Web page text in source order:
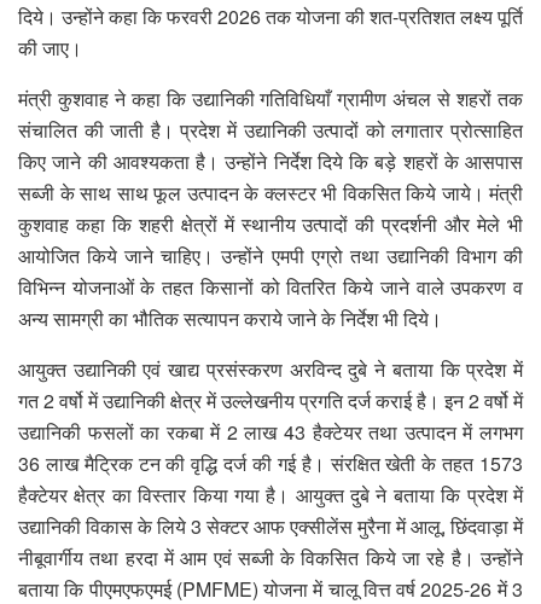
दिये। उन्होंने कहा कि फरवरी 2026 तक योजना की शत-प्रतिशत लक्ष्य पूर्ति
की जाए।
मंत्री कुशवाह ने कहा कि उद्यानिकी गतिविधियाँ ग्रामीण अंचल से शहरों तक
संचालित की जाती है। प्रदेश में उद्यानिकी उत्पादों को लगातार प्रोत्साहित
किए जाने की आवश्यकता है। उन्होंने निर्देश दिये कि बड़े शहरों के आसपास
सब्जी के साथ साथ फूल उत्पादन के क्लस्टर भी विकसित किये जाये। मंत्री
कुशवाह कहा कि शहरी क्षेत्रों में स्थानीय उत्पादों की प्रदर्शनी और मेले भी
आयोजित किये जाने चाहिए। उन्होंने एमपी एग्रो तथा उद्यानिकी विभाग की
विभिन्न योजनाओं के तहत किसानों को वितरित किये जाने वाले उपकरण व
अन्य सामग्री का भौतिक सत्यापन कराये जाने के निर्देश भी दिये।
आयुक्त उद्यानिकी एवं खाद्य प्रसंस्करण अरविन्द दुबे ने बताया कि प्रदेश में
गत 2 वर्षो में उद्यानिकी क्षेत्र में उल्लेखनीय प्रगति दर्ज कराई है। इन 2 वर्षो में
उद्यानिकी फसलों का रकबा में 2 लाख 43 हैक्टेयर तथा उत्पादन में लगभग
36 लाख मैट्रिक टन की वृद्धि दर्ज की गई है। संरक्षित खेती के तहत 1573
हैक्टेयर क्षेत्र का विस्तार किया गया है। आयुक्त दुबे ने बताया कि प्रदेश में
उद्यानिकी विकास के लिये 3 सेक्टर आफ एक्सीलेंस मुरैना में आलू, छिंदवाड़ा में
नीबूवार्गीय तथा हरदा में आम एवं सब्जी के विकसित किये जा रहे है। उन्होंने
बताया कि पीएमएफएमई (PMFME) योजना में चालू वित्त वर्ष 2025-26 में 3